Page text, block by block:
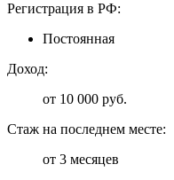
Регистрация в РФ:
Постоянная
Доход:
от 10 000 руб.
Стаж на последнем месте:
от 3 месяцев